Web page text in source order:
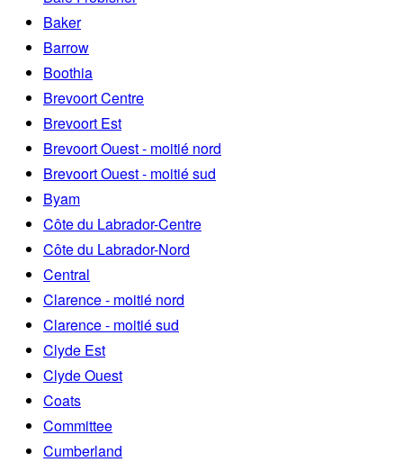
Baker
Barrow
Boothia
Brevoort Centre
Brevoort Est
Brevoort Ouest - moitié nord
Brevoort Ouest - moitié sud
Byam
Côte du Labrador-Centre
Côte du Labrador-Nord
Central
Clarence - moitié nord
Clarence - moitié sud
Clyde Est
Clyde Ouest
Coats
Committee
Cumberland